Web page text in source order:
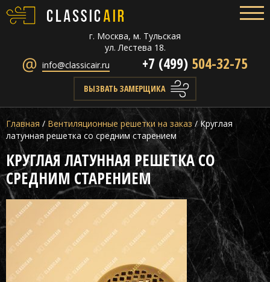
г. Москва, м. Тульская
ул. Лестева 18.
info@classicair.ru
+7 (499) 504-32-75
ВЫЗВАТЬ ЗАМЕРЩИКА
Главная / Вентиляционные решетки на заказ/Круглая
латунная решетка со средним старением
КРУГЛАЯ ЛАТУННАЯ РЕШЕТКА СО
СРЕДНИМ СТАРЕНИЕМ